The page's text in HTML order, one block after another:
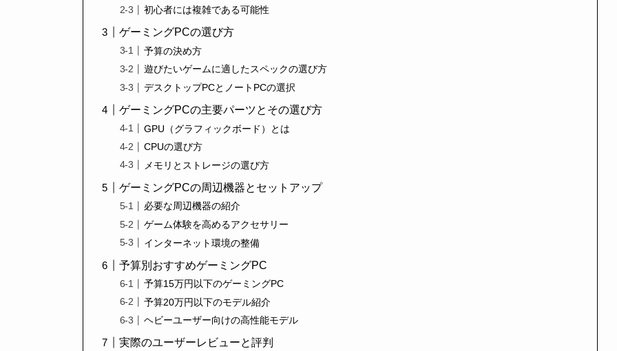
初心者には複雑である可能性
ゲーミングPCの選び方
予算の決め方
遊びたいゲームに適したスペックの選び方
デスクトップPCとノートPCの選択
ゲーミングPCの主要パーツとその選び方
GPU（グラフィックボード）とは
CPUの選び方
メモリとストレージの選び方
ゲーミングPCの周辺機器とセットアップ
必要な周辺機器の紹介
ゲーム体験を高めるアクセサリー
インターネット環境の整備
予算別おすすめゲーミングPC
予算15万円以下のゲーミングPC
予算20万円以下のモデル紹介
ヘビーユーザー向けの高性能モデル
実際のユーザーレビューと評判